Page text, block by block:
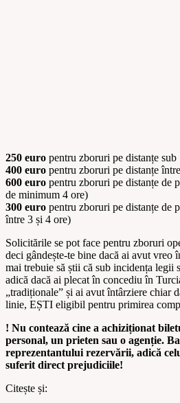
250 euro pentru zboruri pe distanțe
400 euro pentru zboruri pe distanțe
600 euro pentru zboruri pe distanțe de
de minimum 4 ore)
300 euro pentru zboruri pe distanțe de
între 3 și 4 ore)
Solicitările se pot face pentru zboruri
deci gândește-te bine dacă ai avut vreo
mai trebuie să știi că sub incidența legii
adică dacă ai plecat în concediu în
„tradiționale” și ai avut întârziere chiar
linie, EȘTI eligibil pentru primirea
! Nu contează cine a achiziționat
personal, un prieten sau o agenție.
reprezentantului rezervării, adică
suferit direct prejudiciile!
Citește și: